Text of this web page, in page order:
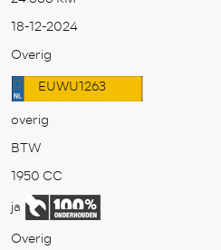
18-12-2024
Overig
EUWU1263
overig
BTW
1950 CC
ja
Overig